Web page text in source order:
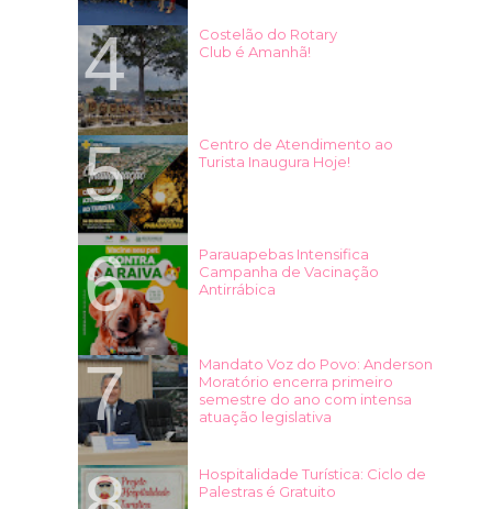
Costelão do Rotary
Club é Amanhã!
Centro de Atendimento ao
Turista Inaugura Hoje!
Parauapebas Intensifica
Campanha de Vacinação
Antirrábica
Mandato Voz do Povo: Anderson
Moratório encerra primeiro
semestre do ano com intensa
atuação legislativa
Hospitalidade Turística: Ciclo de
Palestras é Gratuito